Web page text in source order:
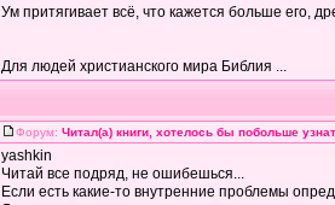
Ум притягивает всё, что кажется больше его,
Для людей христианского мира Библия ...
Форум: Читал(а) книги, хотелось бы побольше
yashkin
Читай все подряд, не ошибешься...
Если есть какие-то внутренние проблемы